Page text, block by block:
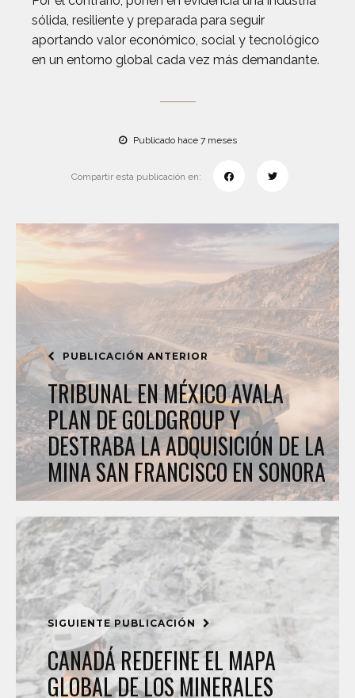
sólida, resiliente y preparada para seguir
aportando valor económico, social y tecnológico
en un entorno global cada vez más demandante.
Publicado hace 7 meses
Compartir esta publicación en:
PUBLICACIÓN ANTERIOR
TRIBUNAL EN MÉXICO AVALA
PLAN DE GOLDGROUP Y
DESTRABA LA ADQUISICIÓN DE LA
MINA SAN FRANCISCO EN SONORA
SIGUIENTE PUBLICACIÓN
CANADÁ REDEFINE EL MAPA
GLOBAL DE LOS MINERALES